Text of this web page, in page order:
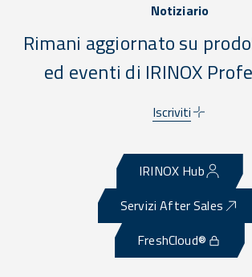
Notiziario
Rimani aggiornato su
ed eventi di IRINOX
Iscriviti
IRINOX Hub
Servizi After Sales
FreshCloud®